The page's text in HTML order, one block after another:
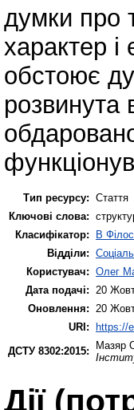
думки про
характер і
обстоює
розвинута
Тип ресурсу: Стаття
Ключові слова:
Класифікатор:
B
Відділи:
Користувач: Олег
Дата подачі:
20
Оновлення:
20
URI: https://
ДСТУ 8302:2015:
Мазяр
Дії